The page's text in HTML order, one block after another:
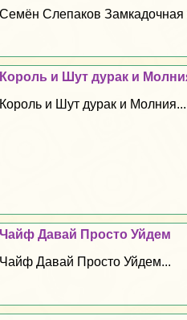
Семён Слепаков
Король и Шут дypaк и
Король и Шут дypaк и Молния...
Чайф Давай Просто Уйдем
Чайф Давай Просто Уйдем...